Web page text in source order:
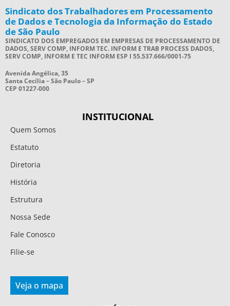
Sindicato dos Trabalhadores em Processamento
de Dados e Tecnologia da Informação do Estado
de São Paulo
SINDICATO DOS EMPREGADOS EM EMPRESAS DE PROCESSAMENTO DE
DADOS, SERV COMP, INFORM TEC. INFORM E TRAB PROCESS DADOS,
SERV COMP, INFORM E TEC INFORM ESP I 55.537.666/0001-75
Avenida Angélica, 35
Santa Cecília – São Paulo – SP
CEP 01227-000
INSTITUCIONAL
Quem Somos
Estatuto
Diretoria
História
Estrutura
Nossa Sede
Fale Conosco
Filie-se
Veja o mapa